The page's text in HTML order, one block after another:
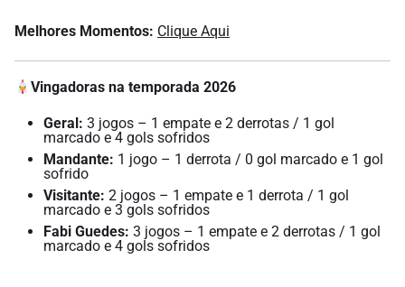
Melhores Momentos: Clique Aqui
Vingadoras na temporada 2026
Geral: 3 jogos – 1 empate e 2 derrotas / 1 gol
marcado e 4 gols sofridos
Mandante: 1 jogo – 1 derrota / 0 gol marcado e 1 gol
sofrido
Visitante: 2 jogos – 1 empate e 1 derrota / 1 gol
marcado e 3 gols sofridos
Fabi Guedes: 3 jogos – 1 empate e 2 derrotas / 1 gol
marcado e 4 gols sofridos